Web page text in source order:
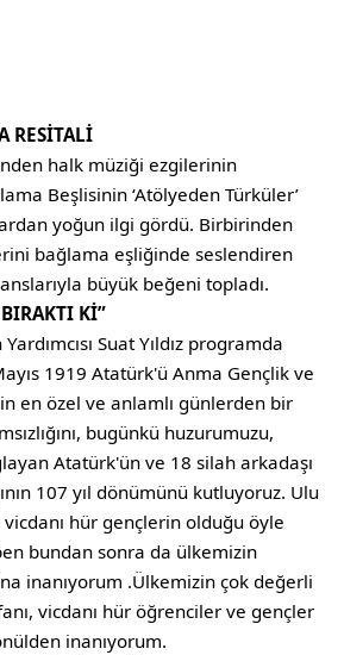
RESİTALİ
halk müziği ezgilerinin
Beşlisinin ‘Atölyeden Türküler’
yoğun ilgi gördü. Birbirinden
bağlama eşliğinde seslendiren
büyük beğeni topladı.
Kİ”
Suat Yıldız programda
1919 Atatürk'ü Anma Gençlik ve
en özel ve anlamlı günlerden bir
bugünkü huzurumuzu,
Atatürk'ün ve 18 silah arkadaşı
107 yıl dönümünü kutluyoruz. Ulu
hür gençlerin olduğu öyle
bundan sonra da ülkemizin
inanıyorum .Ülkemizin çok değerli
vicdanı hür öğrenciler ve gençler
inanıyorum.